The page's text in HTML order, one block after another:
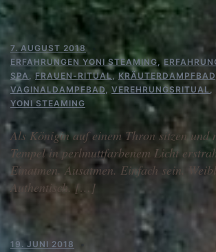
7. AUGUST 2018
ERFAHRUNGEN YONI STEAMING,
SPA , FRAUEN-RITUAL, KRÄUTERDAMPFBAD
VAGINALDAMPFBAD, VEREHRUNGSRITUAL,
YONI STEAMING
Als Königin auf einem Thron sitzen und
Tempel in perlmuttfarbenem Licht
Einatmen. Ausatmen. Einfach sein.
Authentisch. […]
19. JUNI 2018